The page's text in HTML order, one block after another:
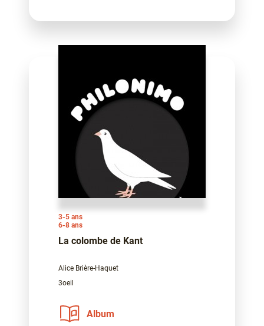
3-5 ans
6-8 ans
La colombe de Kant
Alice Brière-Haquet
3oeil
Album